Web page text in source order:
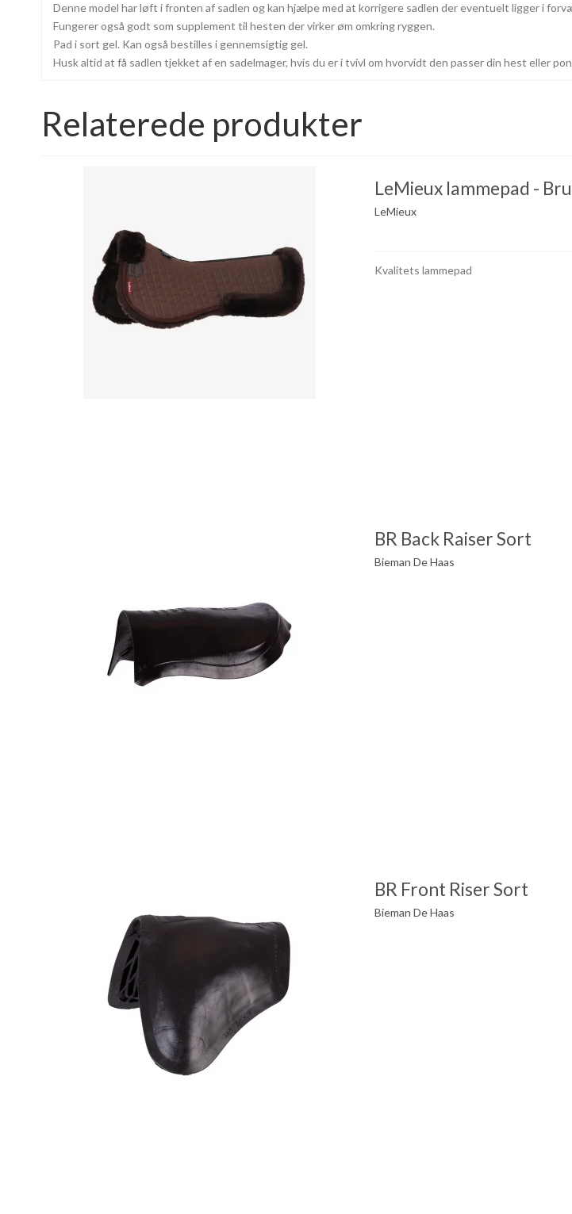
Denne model har løft i fronten af sadlen og kan hjælpe med at korrigere sadlen der eventuelt ligger i
Fungerer også godt som supplement til hesten der virker øm omkring ryggen.
Pad i sort gel. Kan også bestilles i gennemsigtig gel.
Husk altid at få sadlen tjekket af en sadelmager, hvis du er i tvivl om hvorvidt den passer din hest eller
Relaterede produkter
LeMieux lammepad -
LeMieux
Kvalitets lammepad
BR Back Raiser Sort
Bieman De Haas
BR Front Riser Sort
Bieman De Haas